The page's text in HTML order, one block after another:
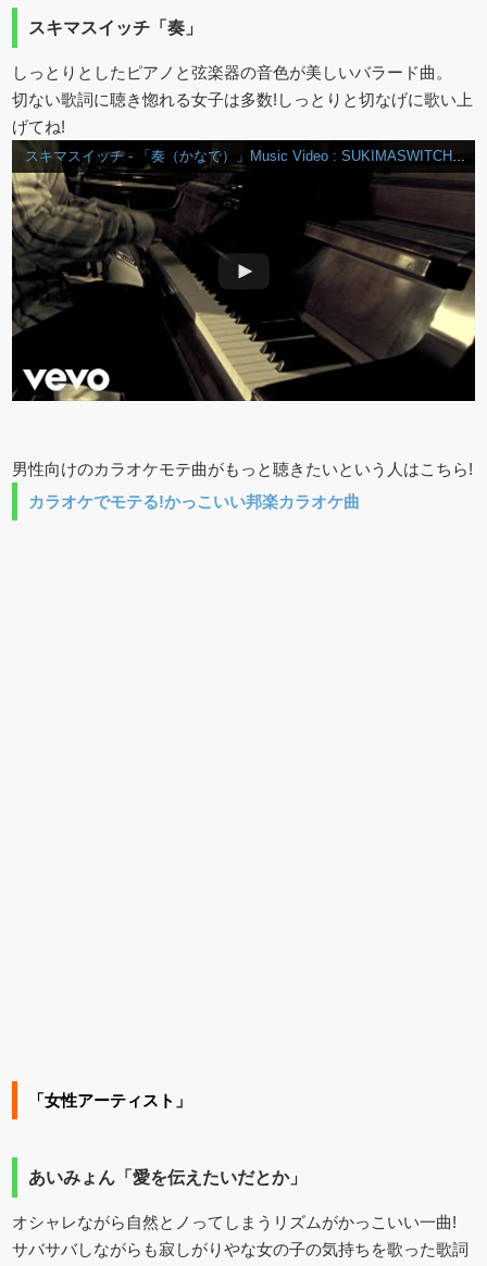
スキマスイッチ「奏」
しっとりとしたピアノと弦楽器の音色が美しいバラード曲。
切ない歌詞に聴き惚れる女子は多数!しっとりと切なげに歌い上
げてね!
スキマスイッチ - 「奏（かなで）」Music Video : SUKIMASWITCH / KANADE Music Video
男性向けのカラオケモテ曲がもっと聴きたいという人はこちら!
カラオケでモテる!かっこいい邦楽カラオケ曲
「女性アーティスト」
あいみょん「愛を伝えたいだとか」
オシャレながら自然とノってしまうリズムがかっこいい一曲!
サバサバしながらも寂しがりやな女の子の気持ちを歌った歌詞